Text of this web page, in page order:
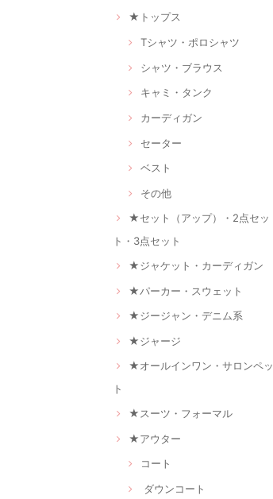
★トップス
Tシャツ・ポロシャツ
シャツ・ブラウス
キャミ・タンク
カーディガン
セーター
ベスト
その他
★セット（アップ）・2点セッ
ト・3点セット
★ジャケット・カーディガン
★パーカー・スウェット
★ジージャン・デニム系
★ジャージ
★オールインワン・サロンペッ
ト
★スーツ・フォーマル
★アウター
コート
ダウンコート